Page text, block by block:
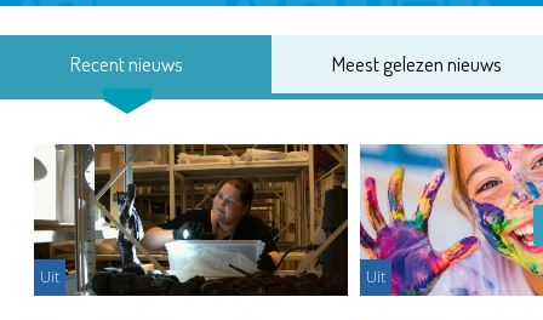
Recent nieuws Meest gelezen nieuws
Uit Uit